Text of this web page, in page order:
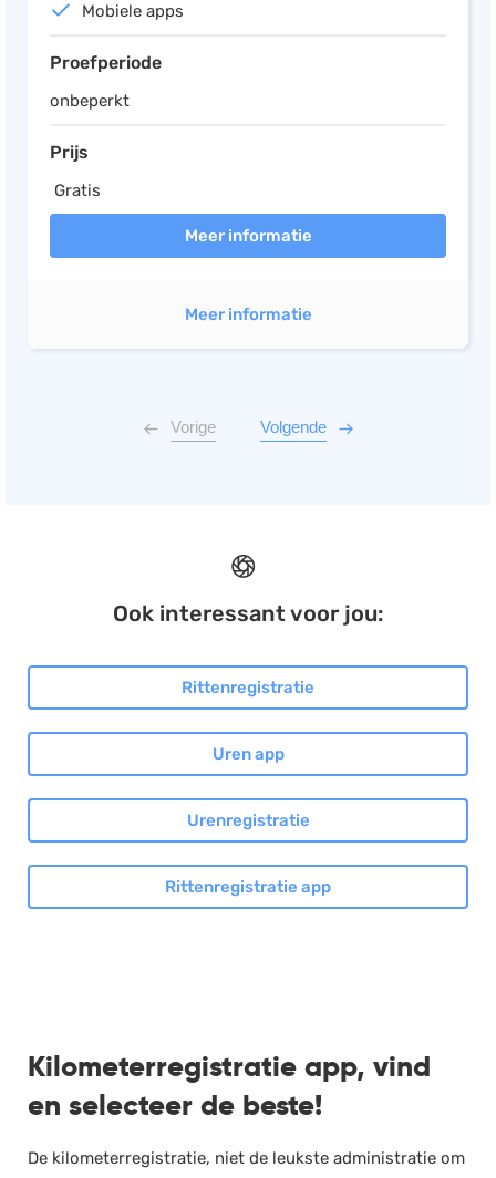
Mobiele apps
Proefperiode
onbeperkt
Prijs
Gratis
Meer informatie
Meer informatie
Vorige Volgende
Ook interessant voor jou:
Rittenregistratie
Uren app
Urenregistratie
Rittenregistratie app
Kilometerregistratie app, vind
en selecteer de beste!
De kilometerregistratie, niet de leukste administratie om